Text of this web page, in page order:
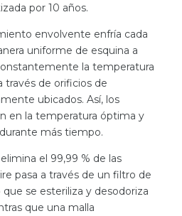
por 10 años.
envolvente enfría cada
uniforme de esquina a
la temperatura
través de orificios de
ubicados. Así, los
en la temperatura óptima y
más tiempo.
el 99,99 % de las
pasa a través de un filtro de
se esteriliza y desodoriza
que una malla